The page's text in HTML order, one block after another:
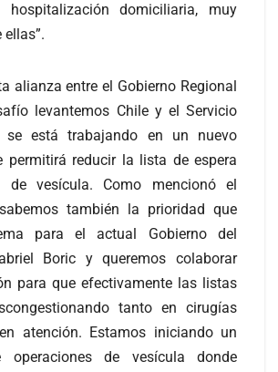
hospitalización domiciliaria, muy
alianza entre el Gobierno Regional
levantemos Chile y el Servicio
está trabajando en un nuevo
permitirá reducir la lista de espera
de vesícula. Como mencionó el
también la prioridad que
para el actual Gobierno del
Boric y queremos colaborar
para que efectivamente las listas
tanto en cirugías
atención. Estamos iniciando un
operaciones de vesícula donde